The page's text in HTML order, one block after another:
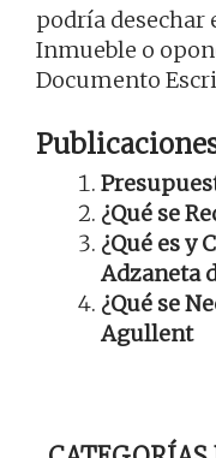
podría desechar
Inmueble o
Documento
¿Qué se
¿Qué es y
Adzaneta
¿Qué se
Agullent